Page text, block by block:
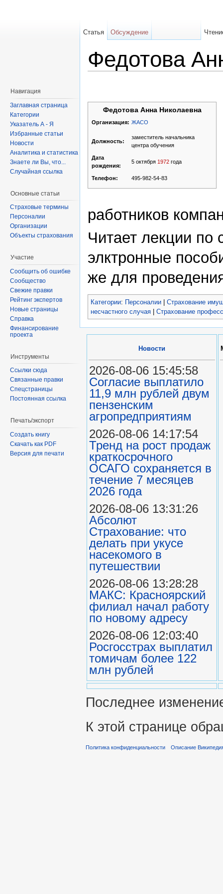
Федотова
Федотова Анна Николаевна
Организация: ЖАСО
Должность:
заместитель начальника
центра обучения
Дата
рождения:
5 октября 1972 года
Телефон: 495-982-54-83
работников
Читает лекции по
элктронные
же для
Категории: Персоналии
Страхование
несчастного случая
Страхование
Статья Обсуждение
Навигация
Заглавная страница
Категории
Указатель А - Я
Избранные статьи
Новости
Аналитика и статистика
Знаете ли Вы, что...
Случайная ссылка
Основные статьи
Страховые термины
Персоналии
Организации
Объекты страхования
Участие
Сообщить об ошибке
Сообщество
Свежие правки
Рейтинг экспертов
Новые страницы
Справка
Финансирование
проекта
Инструменты
Ссылки сюда
Связанные правки
Спецстраницы
Постоянная ссылка
Печать/экспорт
Создать книгу
Скачать как PDF
Версия для печати
Новости
2026-08-06 15:45:58
Согласие выплатило
11,9 млн рублей двум
пензенским
агропредприятиям
2026-08-06 14:17:54
Тренд на рост продаж
краткосрочного
ОСАГО сохраняется в
течение 7 месяцев
2026 года
2026-08-06 13:31:26
Абсолют
Страхование: что
делать при укусе
насекомого в
путешествии
2026-08-06 13:28:28
МАКС: Красноярский
филиал начал работу
по новому адресу
2026-08-06 12:03:40
Росгосстрах выплатил
томичам более 122
млн рублей
Последнее
К этой странице
Политика конфиденциальности Описание